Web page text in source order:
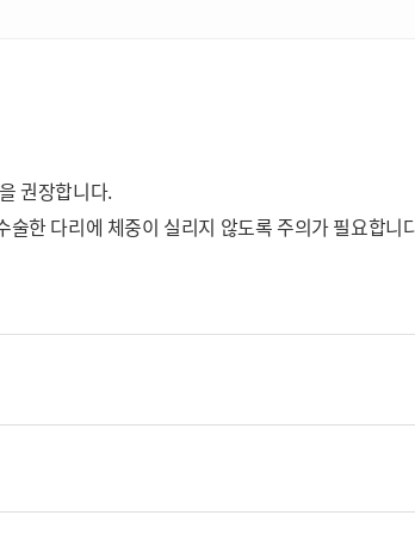
권장합니다.
한 다리에 체중이 실리지 않도록 주의가 필요합니